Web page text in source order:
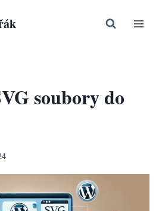
soubory do